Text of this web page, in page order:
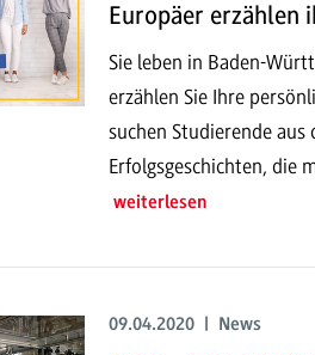
Europäer erzählen
Sie leben in Baden-
erzählen Sie Ihre
suchen Studierende
Erfolgsgeschichten, die
weiterlesen
09.04.2020 | News